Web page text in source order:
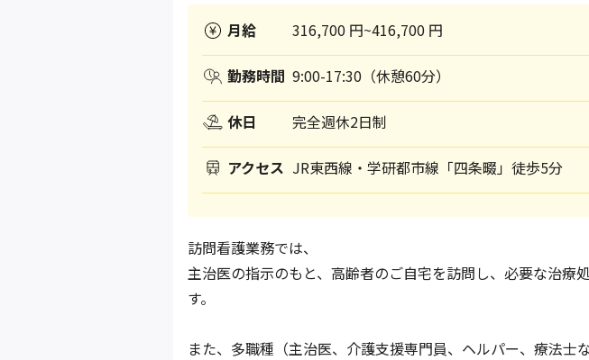
月給 316,700 円~416,700 円
勤務時間 9:00-17:30（休憩60分）
休日 完全週休2日制
アクセス JR東西線・学研都市線「四条畷」徒歩5分
訪問看護業務では、
主治医の指示のもと、高齢者のご自宅を訪問し、必要な治療
す。
また、多職種（主治医、介護支援専門員、ヘルパー、療法士